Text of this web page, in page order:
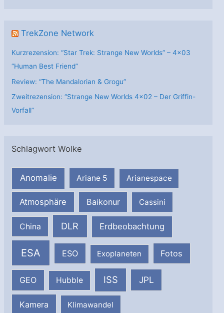
TrekZone Network
Kurzrezension: “Star Trek: Strange New Worlds” – 4×03
“Human Best Friend”
Review: “The Mandalorian & Grogu”
Zweitrezension: “Strange New Worlds 4×02 – Der Griffin-
Vorfall”
Schlagwort Wolke
Anomalie Ariane 5 Arianespace
Atmosphäre Baikonur Cassini
China DLR Erdbeobachtung
ESA ESO Exoplaneten Fotos
GEO Hubble ISS JPL
Kamera Klimawandel